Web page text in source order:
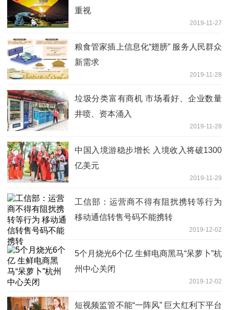
重视
2019-11-27
粮食管家插上信息化“翅膀” 服务人民群众
新需求
2019-11-28
垃圾分类富有商机 市场看好、企业数量
井喷、资本涌入
2019-11-28
中国入境游稳步增长 入境收入将破1300
亿美元
2019-11-29
工信部：运营商不得有阻扰携转等行为
移动通信转售号码不能携转
2019-12-02
5个月烧光6个亿 生鲜电商黑马“呆萝卜”杭
州中心关闭
2019-12-02
短视频监管不能“一阵风” 巨大红利下平台